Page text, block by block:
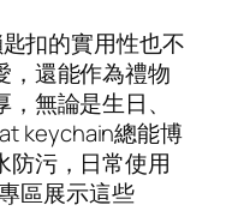
扣的實用性也不
，還能作為禮物
無論是生日、
keychain總能博
防污，日常使用
區展示這些